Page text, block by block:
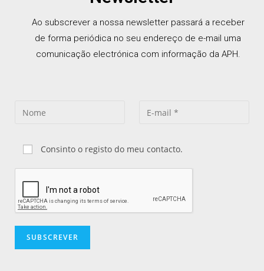
Ao subscrever a nossa newsletter passará a receber
de forma periódica no seu endereço de e-mail uma
comunicação electrónica com informação da APH.
Consinto o registo do meu contacto.